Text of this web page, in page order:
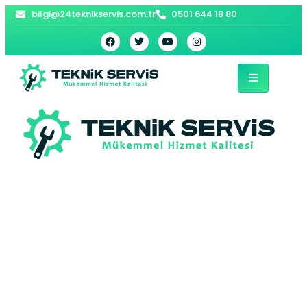
bilgi@24teknikservis.com.tr 0501 644 18 80